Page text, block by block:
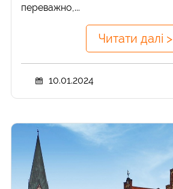
переважно,...
Читати далі >
10.01.2024